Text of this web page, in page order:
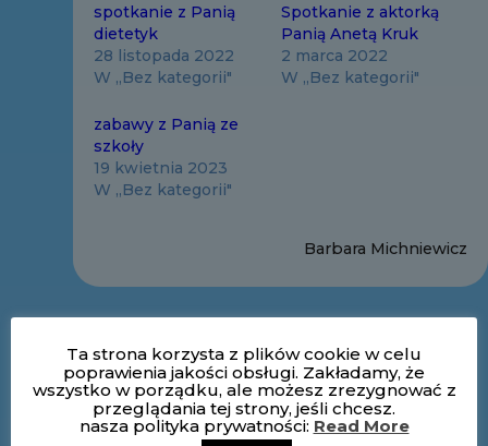
spotkanie z Panią
dietetyk
28 listopada 2022
W „Bez kategorii"
Spotkanie z aktorką
Panią Anetą Kruk
2 marca 2022
W „Bez kategorii"
zabawy z Panią ze
szkoły
19 kwietnia 2023
W „Bez kategorii"
Barbara Michniewicz
Ta strona korzysta z plików cookie w celu
poprawienia jakości obsługi. Zakładamy, że
wszystko w porządku, ale możesz zrezygnować z
przeglądania tej strony, jeśli chcesz.
nasza polityka prywatności: Read More